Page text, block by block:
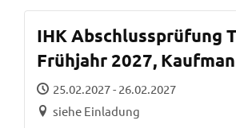
IHK Abschlussprüfung
Frühjahr 2027,
für Büromanagement
25.02.2027 - 26.02.2027
siehe Einladung